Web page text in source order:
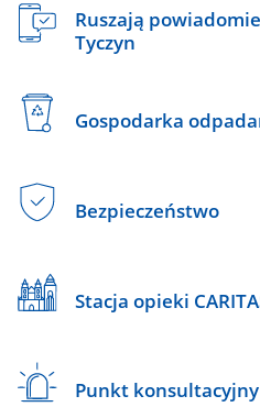
Ruszają
Tyczyn
Gospodarka
Bezpieczeństwo
Stacja opieki
Punkt